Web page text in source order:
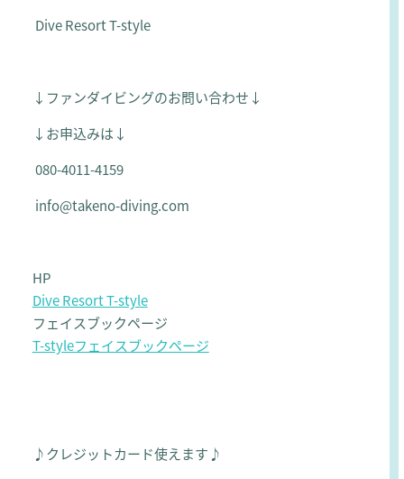
Dive Resort T-style
↓ファンダイビングのお問い合わせ↓
↓お申込みは↓
080-4011-4159
info@takeno-diving.com
HP
Dive Resort T-style
フェイスブックページ
T-styleフェイスブックページ
♪クレジットカード使えます♪